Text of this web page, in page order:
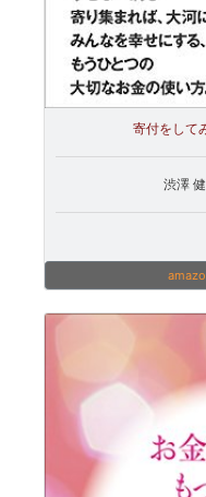
寄付をして
渋澤